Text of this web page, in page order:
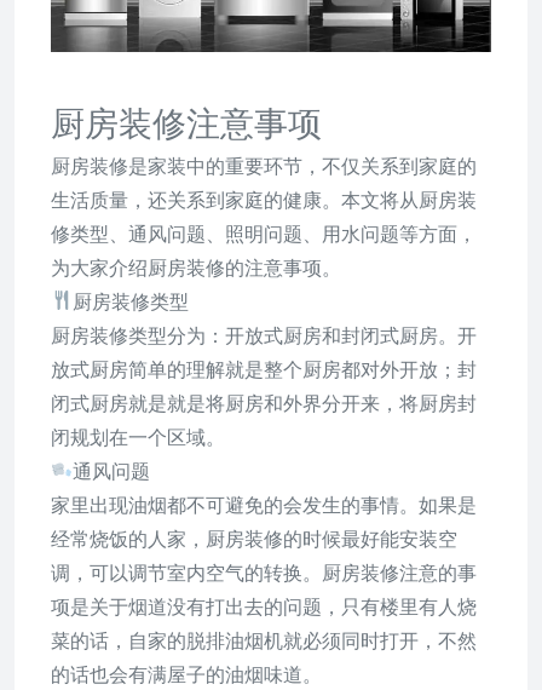
厨房装修注意事项
厨房装修是家装中的重要环节，不仅关系到家庭的
生活质量，还关系到家庭的健康。本文将从厨房装
修类型、通风问题、照明问题、用水问题等方面，
为大家介绍厨房装修的注意事项。
厨房装修类型
厨房装修类型分为：开放式厨房和封闭式厨房。开
放式厨房简单的理解就是整个厨房都对外开放；封
闭式厨房就是就是将厨房和外界分开来，将厨房封
闭规划在一个区域。
通风问题
家里出现油烟都不可避免的会发生的事情。如果是
经常烧饭的人家，厨房装修的时候最好能安装空
调，可以调节室内空气的转换。厨房装修注意的事
项是关于烟道没有打出去的问题，只有楼里有人烧
菜的话，自家的脱排油烟机就必须同时打开，不然
的话也会有满屋子的油烟味道。